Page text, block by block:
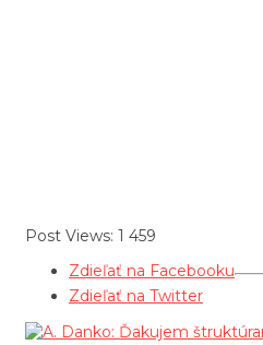
Post Views: 1 459
Zdieľať na Facebooku
Zdieľať na Twitter